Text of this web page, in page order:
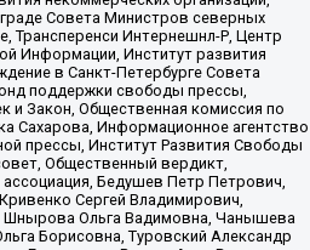
Совета Министров северных
Трансперенси Интернешнл-Р, Центр
Информации, Институт развития
в Санкт-Петербурге Совета
поддержки свободы прессы,
и Закон, Общественная комиссия по
Сахарова, Информационное агентство
прессы, Институт Развития Свободы
Общественный вердикт,
Бедушев Петр Петрович,
Сергей Владимирович,
Ольга Вадимовна, Чанышева
Борисовна, Туровский Александр